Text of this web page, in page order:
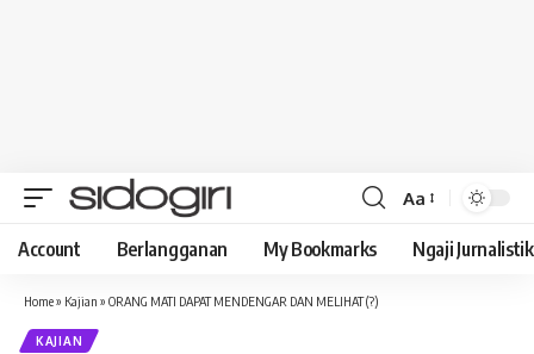
Font
Resizer
Aa
Account Berlangganan My Bookmarks Ngaji Jurnalistik
Home» Kajian » ORANG MATI DAPAT MENDENGAR DAN MELIHAT (?)
KAJIAN